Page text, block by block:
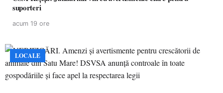
suporteri
acum 19 ore
LOCALE